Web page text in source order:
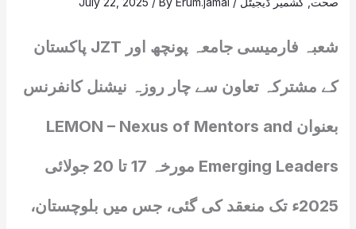
شعبہ فارمیسی جامعہ پونچھ اور JZT پاکستان
کے مشترکہ تعاون سے چار روزہ نیشنل کانفرنس
بعنوان LEMON – Nexus of Mentors and
Emerging Leaders مورخہ 17 تا 20 جولائی
2025ء تک منعقد کی گئی، جس میں بلوچستان،